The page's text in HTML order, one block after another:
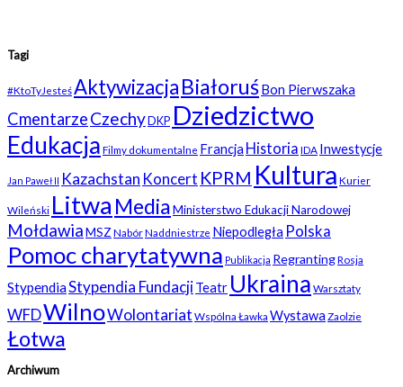
Tagi
#KtoTyJesteśAktywizacjaBiałoruśBon Pierwszaka
CmentarzeCzechy DKP Dziedzictwo
Edukacja Filmy dokumentalne Francja Historia IDA Inwestycje
Jan Paweł II Kazachstan Koncert KPRM Kultura Kurier
Wileński Litwa MediaMinisterstwo Edukacji Narodowej
MołdawiaMSZ NabórNaddniestrze Niepodległa Polska
Pomoc charytatywna Publikacja RegrantingRosja
StypendiaStypendia FundacjiTeatr Ukraina Warsztaty
WFDWilnoWolontariat Wspólna Ławka Wystawa Zaolzie
Łotwa
Archiwum